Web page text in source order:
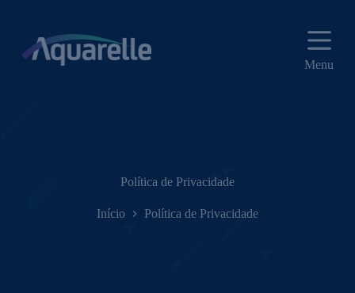
Menu
Política de Privacidade
Início Política de Privacidade